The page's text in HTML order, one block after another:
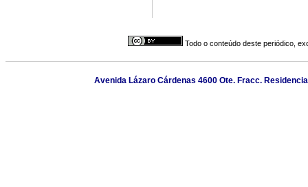
Todo o conteúdo deste periódico,
Avenida Lázaro Cárdenas 4600 Ote. Fracc.